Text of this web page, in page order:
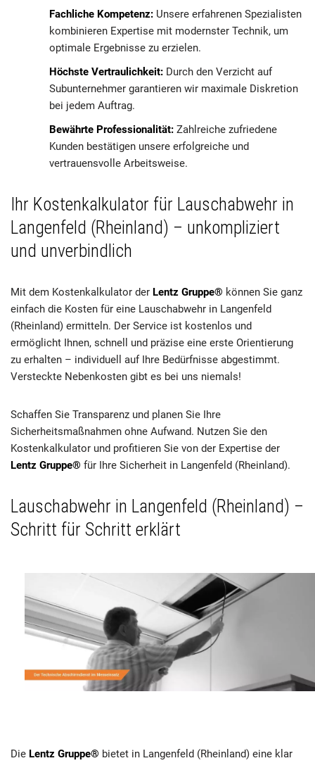
Fachliche Kompetenz: Unsere erfahrenen Spezialisten
kombinieren Expertise mit modernster Technik, um
optimale Ergebnisse zu erzielen.
Höchste Vertraulichkeit: Durch den Verzicht auf
Subunternehmer garantieren wir maximale Diskretion
bei jedem Auftrag.
Bewährte Professionalität: Zahlreiche zufriedene
Kunden bestätigen unsere erfolgreiche und
vertrauensvolle Arbeitsweise.
Ihr Kostenkalkulator für Lauschabwehr in
Langenfeld (Rheinland) – unkompliziert
und unverbindlich
Mit dem Kostenkalkulator der Lentz Gruppe® können Sie ganz
einfach die Kosten für eine Lauschabwehr in Langenfeld
(Rheinland) ermitteln. Der Service ist kostenlos und
ermöglicht Ihnen, schnell und präzise eine erste Orientierung
zu erhalten – individuell auf Ihre Bedürfnisse abgestimmt.
Versteckte Nebenkosten gibt es bei uns niemals!
Schaffen Sie Transparenz und planen Sie Ihre
Sicherheitsmaßnahmen ohne Aufwand. Nutzen Sie den
Kostenkalkulator und profitieren Sie von der Expertise der
Lentz Gruppe® für Ihre Sicherheit in Langenfeld (Rheinland).
Lauschabwehr in Langenfeld (Rheinland) –
Schritt für Schritt erklärt
Die Lentz Gruppe® bietet in Langenfeld (Rheinland) eine klar